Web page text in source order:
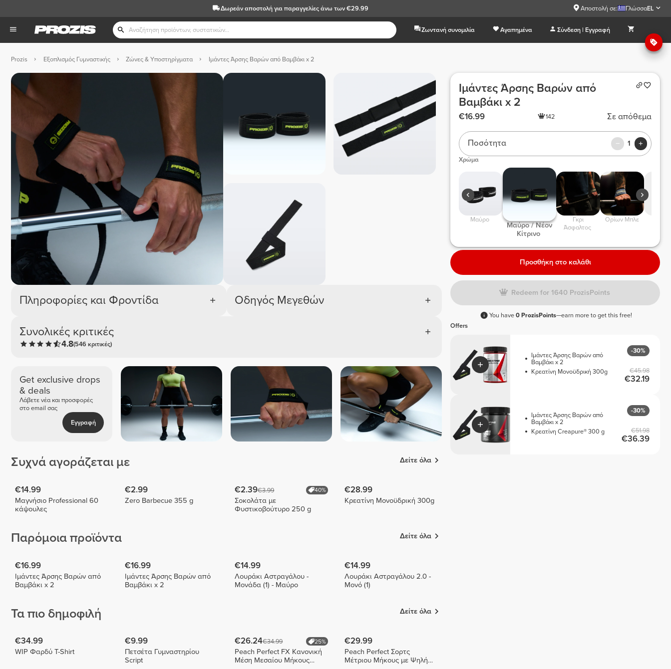
Δωρεάν αποστολήγια παραγγελίες άνω των €29.99 Αποστολή σε: ΓλώσσαEL
Ζωντανή συνομιλία Αγαπημένα Σύνδεση | Εγγραφή
Prozis Εξοπλισμός Γυμναστικής Ζώνες & Υποστηρίγματα Ιμάντες Άρσης Βαρών από Βαμβάκι x 2
Πληροφορίες και Φροντίδα
Συνολικές κριτικές
4.8(546 κριτικές)
Οδηγός Μεγεθών
Get exclusive drops
& deals
Λάβετε νέα και προσφορές
στο email σας
Εγγραφή
Συχνά αγοράζεται με Δείτε όλα
€14.99
Μαγνήσιο Professional 60
κάψουλες
€2.99
Zero Barbecue 355 g
€2.39€3.99 40%
Σοκολάτα με
Φυστικοβούτυρο 250 g
€28.99
Κρεατίνη Μονοϋδρική 300g
Παρόμοια προϊόντα Δείτε όλα
€16.99
Ιμάντες Άρσης Βαρών από
Βαμβάκι x 2
€16.99
Ιμάντες Άρσης Βαρών από
Βαμβάκι x 2
€14.99
Λουράκι Αστραγάλου -
Μονάδα (1) - Μαύρο
€14.99
Λουράκι Αστραγάλου 2.0 -
Μονό (1)
Τα πιο δημοφιλή Δείτε όλα
€34.99
WIP Φαρδύ T-Shirt
€9.99
Πετσέτα Γυμναστηρίου
Script
€26.24€34.99 25%
Peach Perfect FX Κανονική
Μέση Μεσαίου Μήκους
€29.99
Peach Perfect Σορτς
Μέτριου Μήκους με Ψηλή
Ιμάντες Άρσης Βαρών από
Βαμβάκι x 2
€16.99 142 Σε απόθεμα
Ποσότητα 1
Χρώμα
Μαύρο
Μαύρο / Νέον
Κίτρινο
Άσφαλτος
Ορίων Μπλε
Προσθήκη στο καλάθι
Redeem for 1640 ProzisPoints
You have0 ProzisPoints—earn more to get this free!
Offers
Ιμάντες Άρσης Βαρών από
Βαμβάκι x 2
Κρεατίνη Μονοϋδρική 300g
-30%
€45.98
€32.19
Ιμάντες Άρσης Βαρών από
Βαμβάκι x 2
Κρεατίνη Creapure® 300 g
-30%
€51.98
€36.39